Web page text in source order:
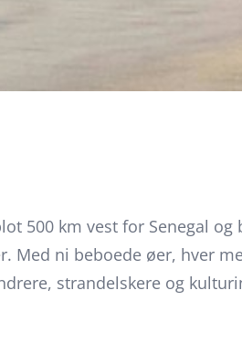
500 km vest for Senegal
Med ni beboede øer, hver
strandelskere og